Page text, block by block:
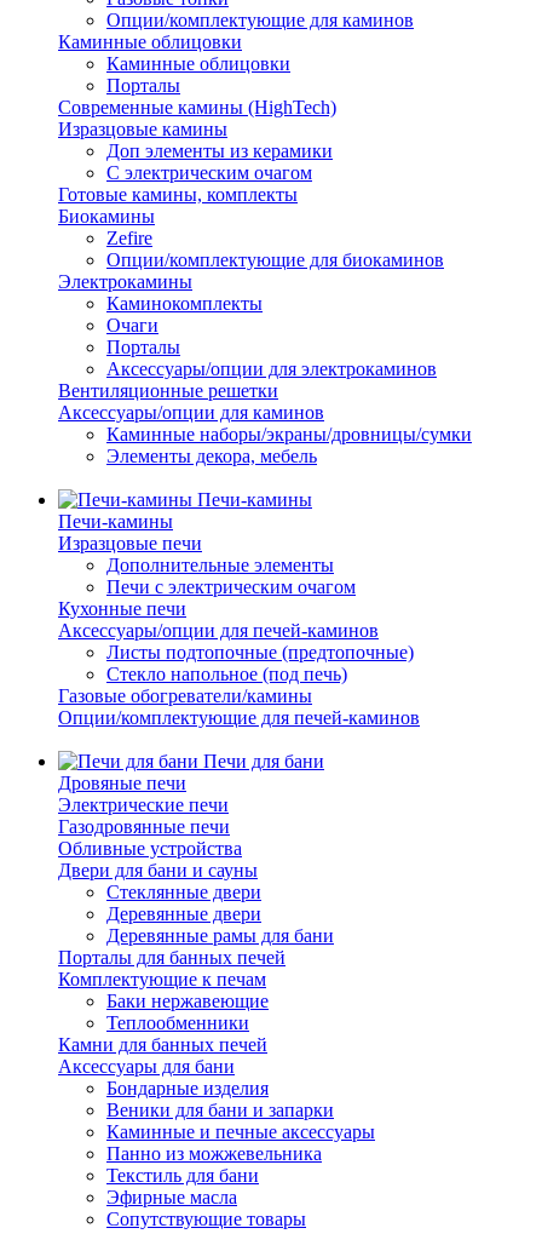
Опции/комплектующие для каминов
Каминные облицовки
Каминные облицовки
Порталы
Современные камины (HighTech)
Изразцовые камины
Доп элементы из керамики
С электрическим очагом
Готовые камины, комплекты
Биокамины
Zefire
Опции/комплектующие для биокаминов
Электрокамины
Каминокомплекты
Очаги
Порталы
Аксессуары/опции для электрокаминов
Вентиляционные решетки
Аксессуары/опции для каминов
Каминные наборы/экраны/дровницы/сумки
Элементы декора, мебель
Печи-камины
Печи-камины
Изразцовые печи
Дополнительные элементы
Печи с электрическим очагом
Кухонные печи
Аксессуары/опции для печей-каминов
Листы подтопочные (предтопочные)
Стекло напольное (под печь)
Газовые обогреватели/камины
Опции/комплектующие для печей-каминов
Печи для бани
Дровяные печи
Электрические печи
Газодровянные печи
Обливные устройства
Двери для бани и сауны
Стеклянные двери
Деревянные двери
Деревянные рамы для бани
Порталы для банных печей
Комплектующие к печам
Баки нержавеющие
Теплообменники
Камни для банных печей
Аксессуары для бани
Бондарные изделия
Веники для бани и запарки
Каминные и печные аксессуары
Панно из можжевельника
Текстиль для бани
Эфирные масла
Сопутствующие товары